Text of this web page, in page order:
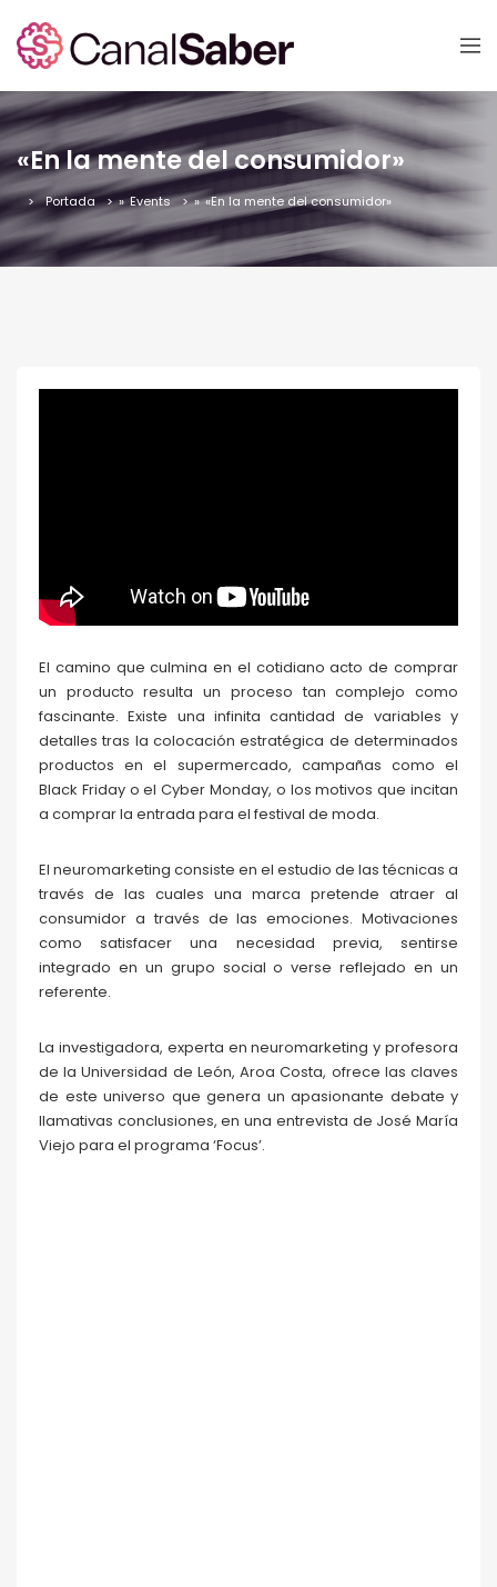
«En la mente del consumidor»
Portada » Events » «En la mente del consumidor»
El camino que culmina en el cotidiano acto de comprar
un producto resulta un proceso tan complejo como
fascinante. Existe una infinita cantidad de variables y
detalles tras la colocación estratégica de determinados
productos en el supermercado, campañas como el
Black Friday o el Cyber Monday, o los motivos que incitan
a comprar la entrada para el festival de moda.
El neuromarketing consiste en el estudio de las técnicas a
través de las cuales una marca pretende atraer al
consumidor a través de las emociones. Motivaciones
como satisfacer una necesidad previa, sentirse
integrado en un grupo social o verse reflejado en un
referente.
La investigadora, experta en neuromarketing y profesora
de la Universidad de León, Aroa Costa, ofrece las claves
de este universo que genera un apasionante debate y
llamativas conclusiones, en una entrevista de José María
Viejo para el programa ‘Focus’.